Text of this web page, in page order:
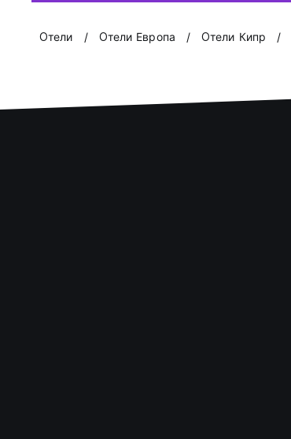
Oтели Oтели Европа Oтели Кипр